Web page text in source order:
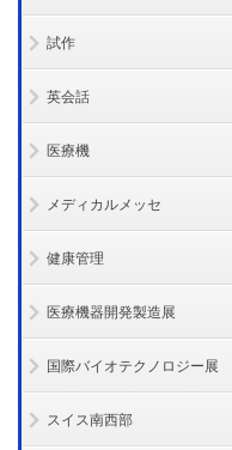
試作
英会話
医療機
メディカルメッセ
健康管理
医療機器開発製造展
国際バイオテクノロジー展
スイス南西部